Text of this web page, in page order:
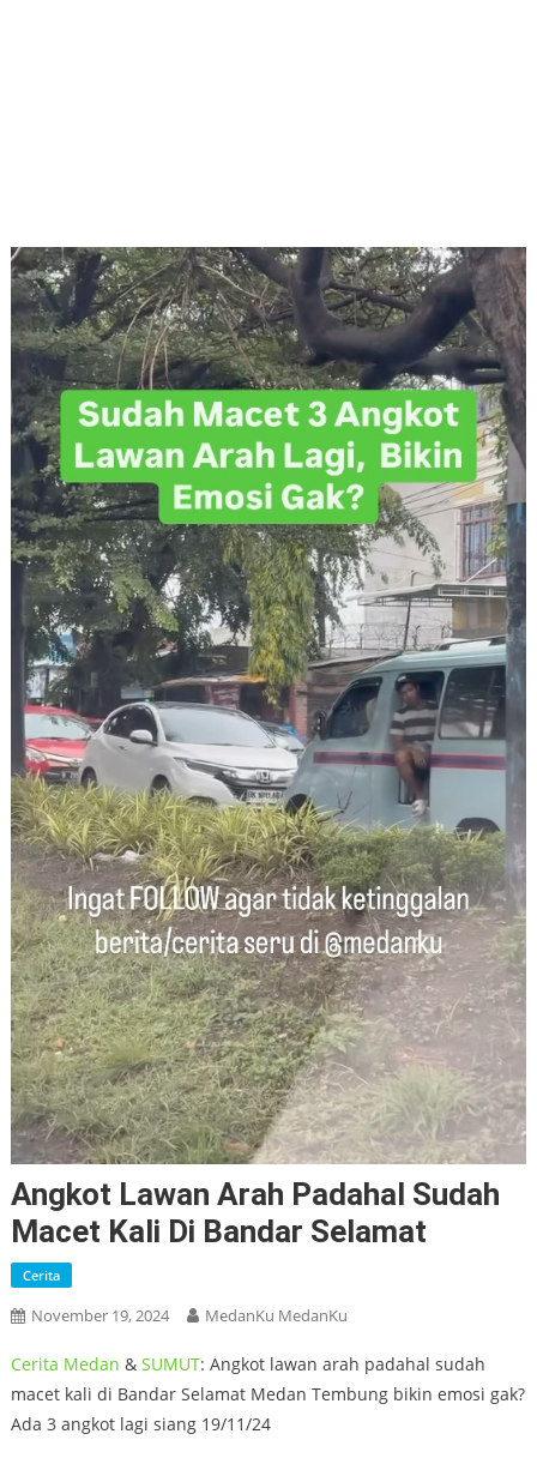
Angkot Lawan Arah Padahal Sudah
Macet Kali Di Bandar Selamat
Cerita
November 19, 2024 MedanKu MedanKu
Cerita Medan & SUMUT: Angkot lawan arah padahal sudah
macet kali di Bandar Selamat Medan Tembung bikin emosi gak?
Ada 3 angkot lagi siang 19/11/24